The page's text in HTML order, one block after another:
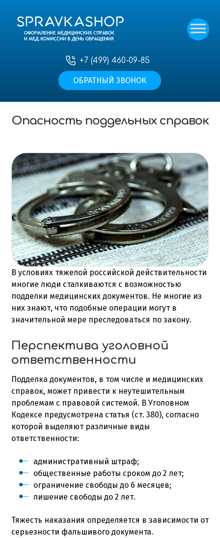
+7 (499) 460-09-85
ОБРАТНЫЙ ЗВОНОК
Статьи—Опасность поддельных
Опасность поддельных справок
В условиях тяжелой российской действительности
многие люди сталкиваются с возможностью
подделки медицинских документов. Не многие из
них знают, что подобные операции могут в
значительной мере преследоваться по закону.
Перспектива уголовной
ответственности
Подделка документов, в том числе и медицинских
справок, может привести к неутешительным
проблемам с правовой системой. В Уголовном
Кодексе предусмотрена статья (ст. 380), согласно
которой выделяют различные виды
ответственности:
административный штраф;
общественные работы сроком до 2 лет;
ограничение свободы до 6 месяцев;
лишение свободы до 2 лет.
Тяжесть наказания определяется в зависимости от
серьезности фальшивого документа.